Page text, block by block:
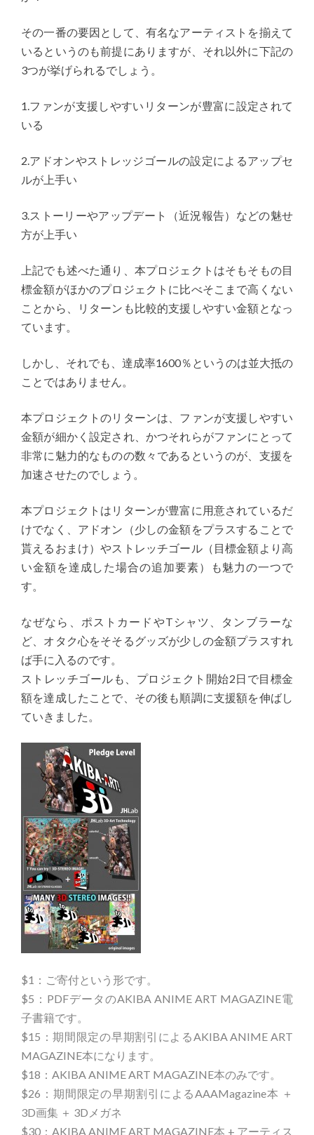
その一番の要因として、有名なアーティストを揃えて
いるというのも前提にありますが、それ以外に下記の
3つが挙げられるでしょう。
1.ファンが支援しやすいリターンが豊富に設定されて
いる
2.アドオンやストレッジゴールの設定によるアップセ
ルが上手い
3.ストーリーやアップデート（近況報告）などの魅せ
方が上手い
上記でも述べた通り、本プロジェクトはそもそもの目
標金額がほかのプロジェクトに比べそこまで高くない
ことから、リターンも比較的支援しやすい金額となっ
ています。
しかし、それでも、達成率1600％というのは並大抵の
ことではありません。
本プロジェクトのリターンは、ファンが支援しやすい
金額が細かく設定され、かつそれらがファンにとって
非常に魅力的なものの数々であるというのが、支援を
加速させたのでしょう。
本プロジェクトはリターンが豊富に用意されているだ
けでなく、アドオン（少しの金額をプラスすることで
貰えるおまけ）やストレッチゴール（目標金額より高
い金額を達成した場合の追加要素）も魅力の一つで
す。
なぜなら、ポストカードやTシャツ、タンブラーな
ど、オタク心をそそるグッズが少しの金額プラスすれ
ば手に入るのです。
ストレッチゴールも、プロジェクト開始2日で目標金
額を達成したことで、その後も順調に支援額を伸ばし
ていきました。
$1：ご寄付という形です。
$5：PDFデータのAKIBA ANIME ART MAGAZINE電
子書籍です。
$15：期間限定の早期割引によるAKIBA ANIME ART
MAGAZINE本になります。
$18：AKIBA ANIME ART MAGAZINE本のみです。
$26：期間限定の早期割引によるAAAMagazine本 ＋
3D画集 ＋ 3Dメガネ
$30：AKIBA ANIME ART MAGAZINE本 + アーティス